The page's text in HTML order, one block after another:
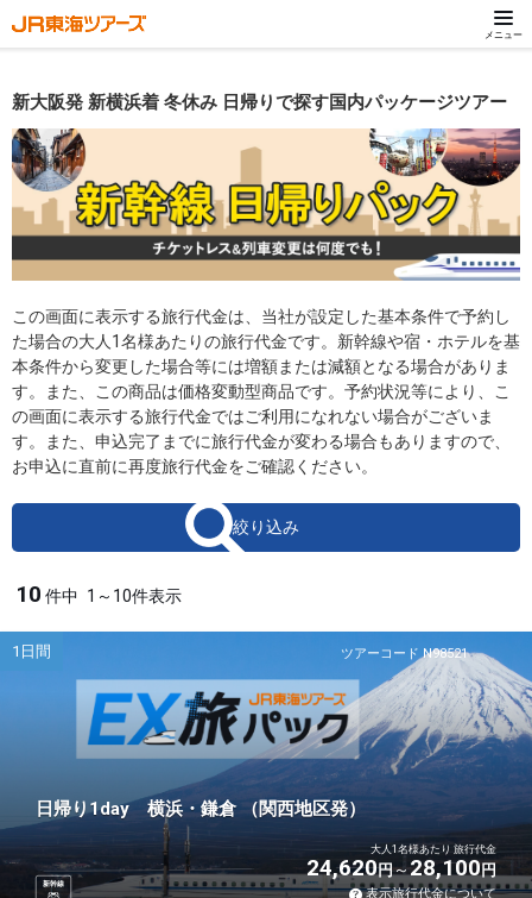
メニュー
新大阪発 新横浜着 冬休み 日帰りで探す国内パッケージツアー
この画面に表示する旅行代金は、当社が設定した基本条件で予約し
た場合の大人1名様あたりの旅行代金です。新幹線や宿・ホテルを基
本条件から変更した場合等には増額または減額となる場合がありま
す。また、この商品は価格変動型商品です。予約状況等により、こ
の画面に表示する旅行代金ではご利用になれない場合がございま
す。また、申込完了までに旅行代金が変わる場合もありますので、
お申込に直前に再度旅行代金をご確認ください。
絞り込み
10 件中 1～10件表示
ツアーコード N98521
1日間
日帰り1day 横浜・鎌倉 （関西地区発）
新幹線
大人1名様あたり 旅行代金
24,620円 28,100円
表示旅行代金について